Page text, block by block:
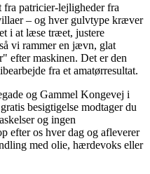
fra patricier-lejligheder fra
– og hver gulvtype kræver
i at læse træet, justere
vi rammer en jævn, glat
efter maskinen. Det er den
fra et amatørresultat.
og Gammel Kongevej i
besigtigelse modtager du
og ingen
efter os hver dag og afleverer
med olie, hærdevoks eller